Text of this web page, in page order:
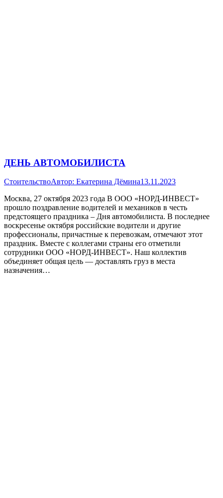
ДЕНЬ АВТОМОБИЛИСТА
СтоительствоАвтор: Екатерина Дёмина13.11.2023
Москва, 27 октября 2023 года В ООО «НОРД-ИНВЕСТ»
прошло поздравление водителей и механиков в честь
предстоящего праздника – Дня автомобилиста. В последнее
воскресенье октября российские водители и другие
профессионалы, причастные к перевозкам, отмечают этот
праздник. Вместе с коллегами страны его отметили
сотрудники ООО «НОРД-ИНВЕСТ». Наш коллектив
объединяет общая цель — доставлять груз в места
назначения…